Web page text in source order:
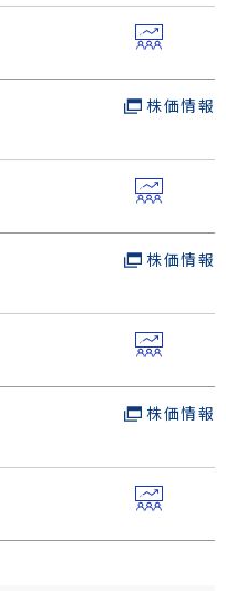
株価情報
株価情報
株価情報